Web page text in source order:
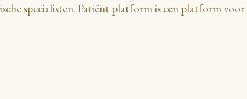
specialisten. Patiënt platform is een platform